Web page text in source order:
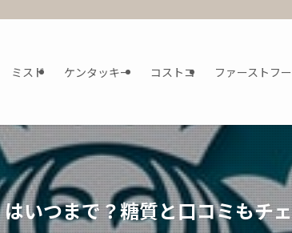
ミスド ケンタッキー コストコ ファーストフ
いつまで？糖質と口コミもチ